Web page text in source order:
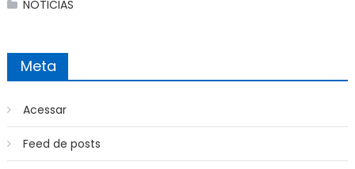
NOTICIAS
Meta
Acessar
Feed de posts